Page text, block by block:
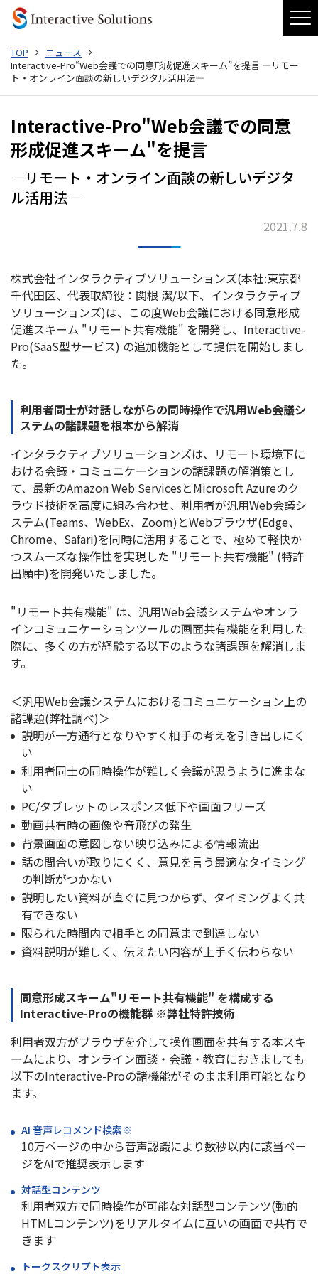
ニュース
iRolePlay
Interactive-Pro
会社概要
受賞歴
情報セキュリティ基本方針
お問い合わせ
TEL.03-3230-1025
TOP
ニュース
Interactive-Pro“Web会議での同意形成促進スキーム”を提言 ―リモー
ト・オンライン面談の新しいデジタル活用法―
Interactive-Pro"Web会議での同意
形成促進スキーム"を提言
―リモート・オンライン面談の新しいデジタ
ル活用法―
2021.7.8
株式会社インタラクティブソリューションズ(本社:東京都
千代田区、代表取締役：関根 潔/以下、インタラクティブ
ソリューションズ)は、この度Web会議における同意形成
促進スキーム "リモート共有機能" を開発し、Interactive-
Pro(SaaS型サービス) の追加機能として提供を開始しまし
た。
利用者同士が対話しながらの同時操作で汎用Web会議シ
ステムの諸課題を根本から解消
インタラクティブソリューションズは、リモート環境下に
おける会議・コミュニケーションの諸課題の解消策とし
て、最新のAmazon Web ServicesとMicrosoft Azureのク
ラウド技術を高度に組み合わせ、利用者が汎用Web会議シ
ステム(Teams、WebEx、Zoom)とWebブラウザ(Edge、
Chrome、Safari)を同時に活用することで、極めて軽快か
つスムーズな操作性を実現した "リモート共有機能" (特許
出願中)を開発いたしました。
"リモート共有機能" は、汎用Web会議システムやオンラ
インコミュニケーションツールの画面共有機能を利用した
際に、多くの方が経験する以下のような諸課題を解消しま
す。
＜汎用Web会議システムにおけるコミュニケーション上の
諸課題(弊社調べ)＞
説明が一方通行となりやすく相手の考えを引き出しにく
い
利用者同士の同時操作が難しく会議が思うように進まな
い
PC/タブレットのレスポンス低下や画面フリーズ
動画共有時の画像や音飛びの発生
背景画面の意図しない映り込みによる情報流出
話の間合いが取りにくく、意見を言う最適なタイミング
の判断がつかない
説明したい資料が直ぐに見つからず、タイミングよく共
有できない
限られた時間内で相手との同意まで到達しない
資料説明が難しく、伝えたい内容が上手く伝わらない
同意形成スキーム"リモート共有機能" を構成する
Interactive-Proの機能群 ※弊社特許技術
利用者双方がブラウザを介して操作画面を共有する本スキ
ームにより、オンライン面談・会議・教育におきましても
以下のInteractive-Proの諸機能がそのまま利用可能となり
ます。
AI 音声レコメンド検索※
10万ページの中から音声認識により数秒以内に該当ペー
ジをAIで推奨表示します
対話型コンテンツ
利用者双方で同時操作が可能な対話型コンテンツ(動的
HTMLコンテンツ)をリアルタイムに互いの画面で共有で
きます
トークスクリプト表示